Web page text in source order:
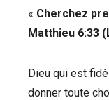
« Cherchez
Matthieu 6:33
Dieu qui est
donner toute